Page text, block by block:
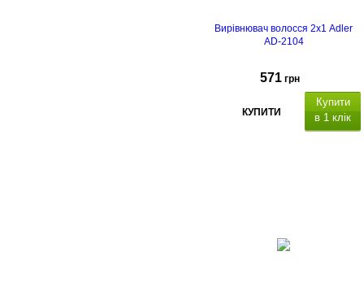
Вирівнювач волосся 2х1 Adler
AD-2104
571 грн
КУПИТИ
Купити
в 1 клік